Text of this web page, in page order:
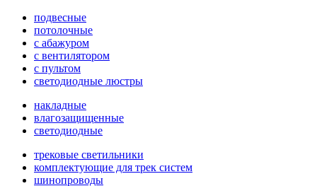
подвесные
потолочные
с абажуром
с вентилятором
с пультом
светодиодные люстры
накладные
влагозащищенные
светодиодные
трековые светильники
комплектующие для трек систем
шинопроводы